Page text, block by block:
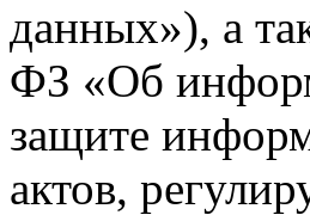
данных»), а
ФЗ «Об
защите
актов,